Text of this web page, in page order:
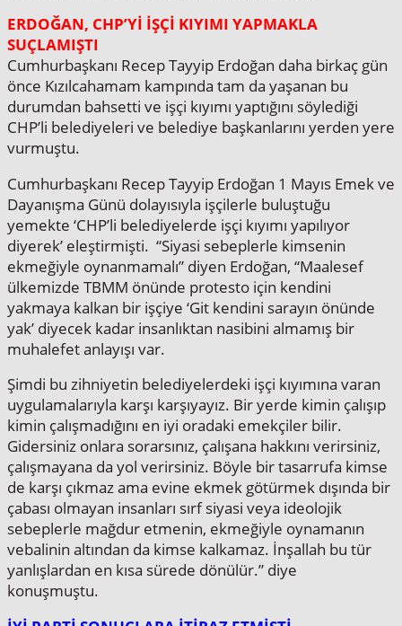
ERDOĞAN, CHP’Yİ İŞÇİ KIYIMI YAPMAKLA
SUÇLAMIŞTI
Cumhurbaşkanı Recep Tayyip Erdoğan daha birkaç gün
önce Kızılcahamam kampında tam da yaşanan bu
durumdan bahsetti ve işçi kıyımı yaptığını söylediği
CHP’li belediyeleri ve belediye başkanlarını yerden yere
vurmuştu.
Cumhurbaşkanı Recep Tayyip Erdoğan 1 Mayıs Emek ve
Dayanışma Günü dolayısıyla işçilerle buluştuğu
yemekte ‘CHP’li belediyelerde işçi kıyımı yapılıyor
diyerek’ eleştirmişti. “Siyasi sebeplerle kimsenin
ekmeğiyle oynanmamalı” diyen Erdoğan, “Maalesef
ülkemizde TBMM önünde protesto için kendini
yakmaya kalkan bir işçiye ‘Git kendini sarayın önünde
yak’ diyecek kadar insanlıktan nasibini almamış bir
muhalefet anlayışı var.
Şimdi bu zihniyetin belediyelerdeki işçi kıyımına varan
uygulamalarıyla karşı karşıyayız. Bir yerde kimin çalışıp
kimin çalışmadığını en iyi oradaki emekçiler bilir.
Gidersiniz onlara sorarsınız, çalışana hakkını verirsiniz,
çalışmayana da yol verirsiniz. Böyle bir tasarrufa kimse
de karşı çıkmaz ama evine ekmek götürmek dışında bir
çabası olmayan insanları sırf siyasi veya ideolojik
sebeplerle mağdur etmenin, ekmeğiyle oynamanın
vebalinin altından da kimse kalkamaz. İnşallah bu tür
yanlışlardan en kısa sürede dönülür.” diye
konuşmuştu.